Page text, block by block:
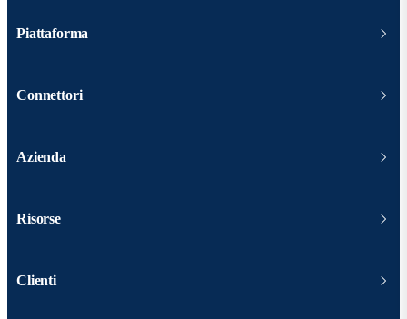
Piattaforma
Connettori
Azienda
Risorse
Clienti